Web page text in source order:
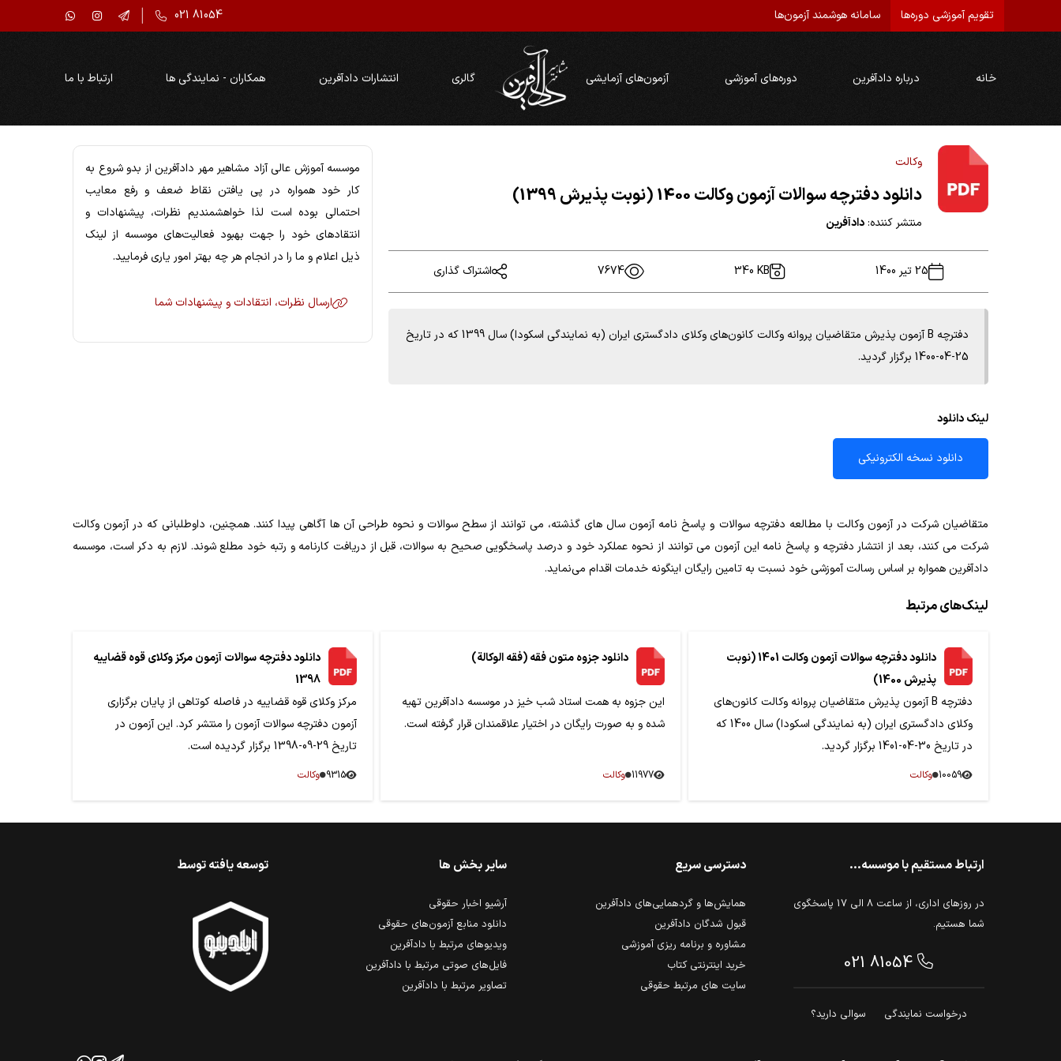
تقویم آموزشی دوره‌ها سامانه هوشمند آزمون‌ها 021 81054
خانه درباره دادآفرین دوره‌های آموزشی آزمون‌های آزمایشی گالری انتشارات دادآفرین همکاران - نمایندگی ها ارتباط با ما
دانلود دفترچه سوالات آزمون وکالت 1400 (نوبت پذیرش 1399)
منتشر کننده:دادآفرین
وکالت
25 تیر 1400 340 KB
7674 اشتراک گذاری
دفترچه B آزمون پذیرش متقاضیان پروانه وکالت کانون‌های وکلای دادگستری ایران (به نمایندگی اسکودا) سال 1399 که در تاریخ
25-04-1400 برگزار گردید.
لینک دانلود
دانلود نسخه الکترونیکی
موسسه آموزش عالي آزاد مشاهیر مهر دادآفرين از بدو شروع به
كار خود همواره در پي يافتن نقاط ضعف و رفع معايب
احتمالي بوده است لذا خواهشمنديم نظرات، پيشنهادات و
انتقادهاي خود را جهت بهبود فعاليت‌هاي موسسه از لینک
ذيل اعلام و ما را در انجام هر چه بهتر امور ياري فرماييد.
ارسال نظرات، انتقادات و پیشنهادات شما
متقاضیان شرکت در آزمون وکالت با مطالعه دفترچه سوالات و پاسخ نامه آزمون سال های گذشته، می توانند از سطح سوالات و نحوه طراحی آن ها آگاهی پیدا کنند. همچنین، داوطلبانی که در آزمون وکالت
شرکت می کنند، بعد از انتشار دفترچه و پاسخ نامه این آزمون می توانند از نحوه عملکرد خود و درصد پاسخگویی صحیح به سوالات، قبل از دریافت کارنامه و رتبه خود مطلع شوند. لازم به دکر است، موسسه
دادآفرین همواره بر اساس رسالت آموزشی خود نسبت به تامین رایگان اینگونه خدمات اقدام می‌نماید.
لینک‌های مرتبط
دانلود دفترچه سوالات آزمون وکالت 1401 (نوبت
پذیرش 1400)
دفترچه B آزمون پذیرش متقاضیان پروانه وکالت کانون‌های
وکلای دادگستری ایران (به نمایندگی اسکودا) سال 1400 که
در تاریخ 30-04-1401 برگزار گردید.
10059 وکالت
دانلود جزوه متون فقه (فقه الوکالة)
این جزوه به همت استاد شب خیز در موسسه دادآفرین تهیه
شده و به صورت رایگان در اختیار علاقمندان قرار گرفته است.
11977 وکالت
دانلود دفترچه سوالات آزمون مرکز وکلای قوه قضاییه
1398
مرکز وکلای قوه قضاییه در فاصله کوتاهی از پایان برگزاری
آزمون دفترچه سوالات آزمون را منتشر کرد. این آزمون در
تاریخ 29-09-1398 برگزار گردیده است.
9315 وکالت
ارتباط مستقیم با موسسه...
در روزهای اداری، از ساعت 8 الی 17 پاسخگوی
شما هستیم.
021 81054
درخواست نمایندگی سوالی دارید؟
دسترسی سریع
همایش‌ها و گردهمایی‌های دادآفرین
قبول شدگان دادآفرین
مشاوره و برنامه ریزی آموزشی
خرید اینترنتی کتاب
سایت های مرتبط حقوقی
سایر بخش ها
آرشیو اخبار حقوقی
دانلود منابع آزمون‌های حقوقی
ویدیوهای مرتبط با دادآفرین
فایل‌های صوتی مرتبط با دادآفرین
تصاویر مرتبط با دادآفرین
توسعه یافته توسط